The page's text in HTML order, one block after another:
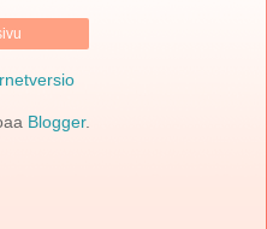
Blogger.